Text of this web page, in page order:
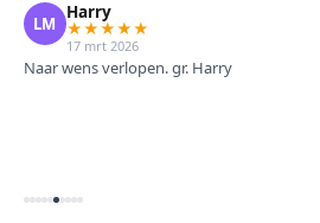
LM
Harry
★★★★★
17 mrt 2026
Naar wens verlopen. gr. Harry